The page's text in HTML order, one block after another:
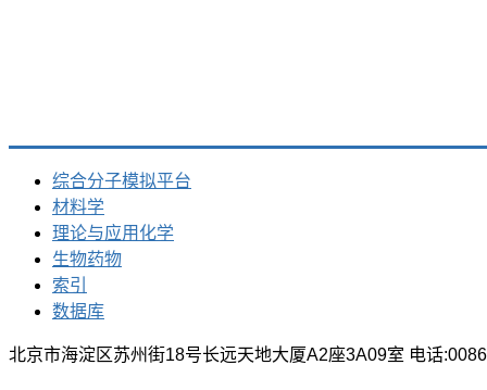
综合分子模拟平台
材料学
理论与应用化学
生物药物
索引
数据库
北京市海淀区苏州街18号长远天地大厦A2座3A09室 电话